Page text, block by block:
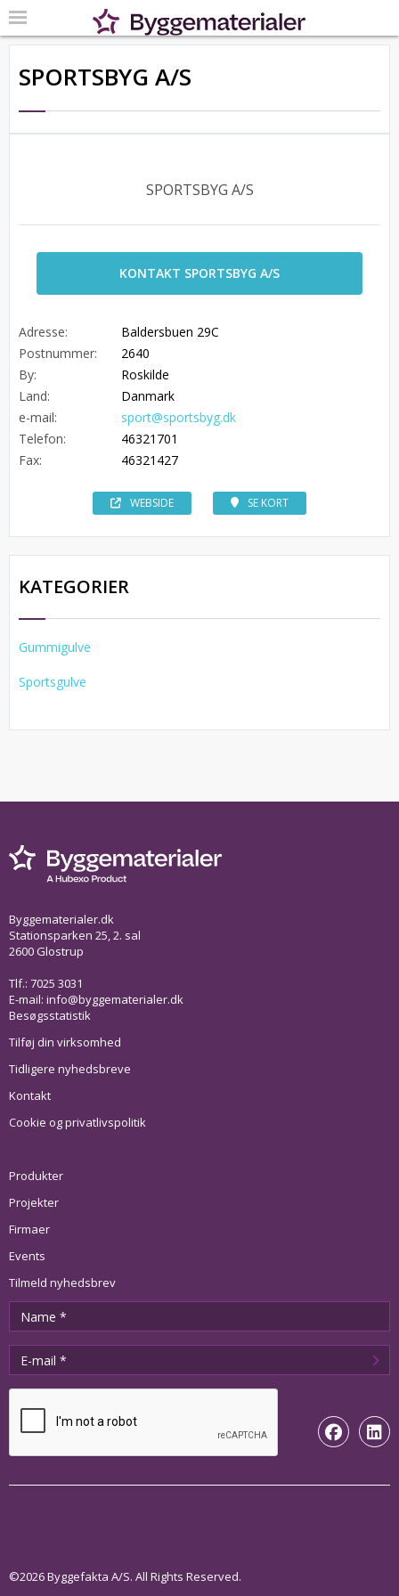
SPORTSBYG A/S
SPORTSBYG A/S
KONTAKT SPORTSBYG A/S
Adresse:
Baldersbuen 29C
Postnummer:
2640
By:
Roskilde
Land:
Danmark
e-mail:
sport@sportsbyg.dk
Telefon:
46321701
Fax:
46321427
WEBSIDE SE KORT
KATEGORIER
Gummigulve
Sportsgulve
Byggematerialer.dk
Stationsparken 25, 2. sal
2600 Glostrup
Tlf.: 7025 3031
E-mail: info@byggematerialer.dk
Besøgsstatistik
Tilføj din virksomhed
Tidligere nyhedsbreve
Kontakt
Cookie og privatlivspolitik
Produkter
Projekter
Firmaer
Events
Tilmeld nyhedsbrev
©2026 Byggefakta A/S. All Rights Reserved.